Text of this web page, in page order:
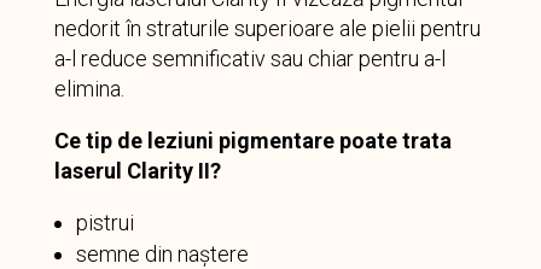
nedorit în straturile superioare ale pielii pentru
a-l reduce semnificativ sau chiar pentru a-l
elimina.
Ce tip de leziuni pigmentare poate trata
laserul Clarity II?
pistrui
semne din naștere